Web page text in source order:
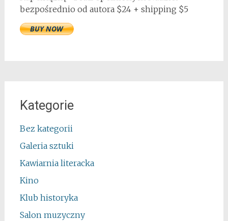
bezpośrednio od autora $24 + shipping $5
Kategorie
Bez kategorii
Galeria sztuki
Kawiarnia literacka
Kino
Klub historyka
Salon muzyczny